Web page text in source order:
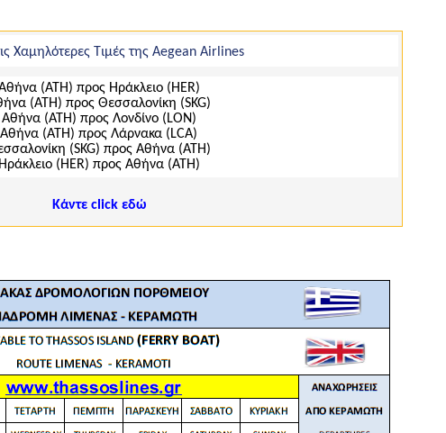
τις Χαμηλότερες Τιμές της Aegean Airlines
(ΑΤΗ) προς Ηράκλειο (ΗΕR)
(ΑΤΗ) προς Θεσσαλονίκη (SKG)
Αθήνα (ΑΤΗ) προς Λονδίνο (LON)
Αθήνα (ΑΤΗ) προς Λάρνακα (LCA)
(SKG) προς Αθήνα (ΑΤΗ)
Ηράκλειο (ΗΕR) προς Αθήνα (ΑΤΗ)
Κάντε click εδώ